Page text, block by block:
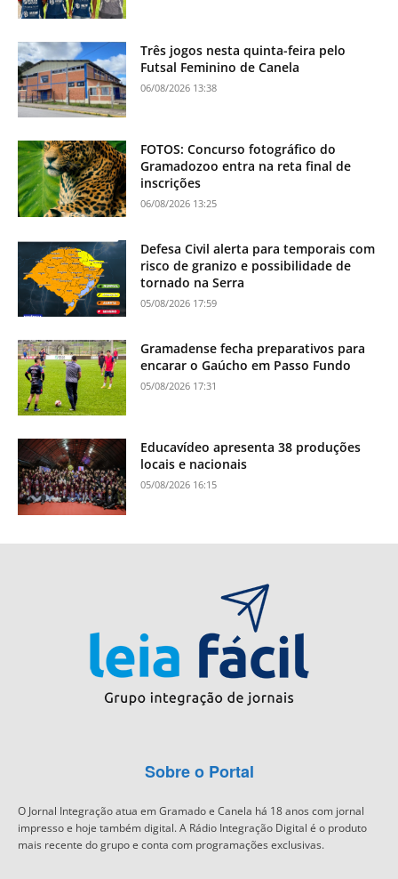
Três jogos nesta quinta-feira pelo
Futsal Feminino de Canela
06/08/2026 13:38
FOTOS: Concurso fotográfico do
Gramadozoo entra na reta final de
inscrições
06/08/2026 13:25
Defesa Civil alerta para temporais com
risco de granizo e possibilidade de
tornado na Serra
05/08/2026 17:59
Gramadense fecha preparativos para
encarar o Gaúcho em Passo Fundo
05/08/2026 17:31
Educavídeo apresenta 38 produções
locais e nacionais
05/08/2026 16:15
Sobre o Portal
O Jornal Integração atua em Gramado e Canela há 18 anos com jornal
impresso e hoje também digital. A Rádio Integração Digital é o produto
mais recente do grupo e conta com programações exclusivas.